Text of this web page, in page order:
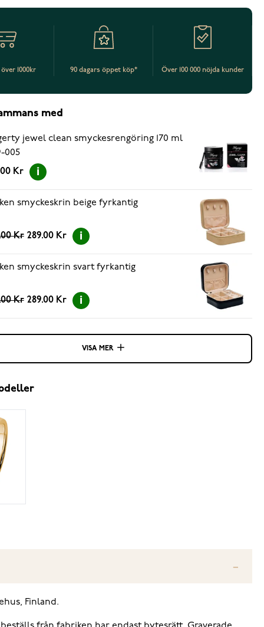
1000kr 90 dagars öppet köp* Över 100 000 nöjda kunder
med
jewel clean smyckesrengöring 170 ml
005
Kr
smyckeskrin beige fyrkantig
Kr 289.00 Kr
smyckeskrin svart fyrkantig
Kr 289.00 Kr
VISA MER
Finland.